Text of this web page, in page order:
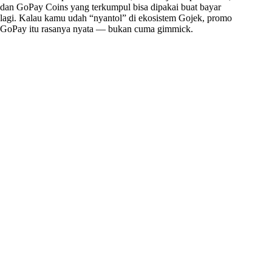
dan GoPay Coins yang terkumpul bisa dipakai buat bayar
lagi. Kalau kamu udah “nyantol” di ekosistem Gojek, promo
GoPay itu rasanya nyata — bukan cuma gimmick.